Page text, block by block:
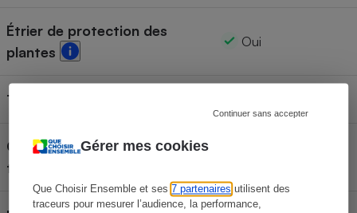
Gérer mes cookies
Que Choisir Ensemble et ses7 partenaires utilisent des
traceurs pour mesurer l’audience, la performance,
Continuer sans accepter
Étrier de protection des
plantes
Oui
Tension de la batterie
Capacité de la batterie
testée